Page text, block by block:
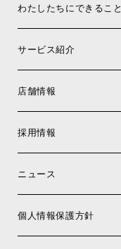
わたしたちにできること
サービス紹介
店舗情報
採用情報
ニュース
個人情報保護方針